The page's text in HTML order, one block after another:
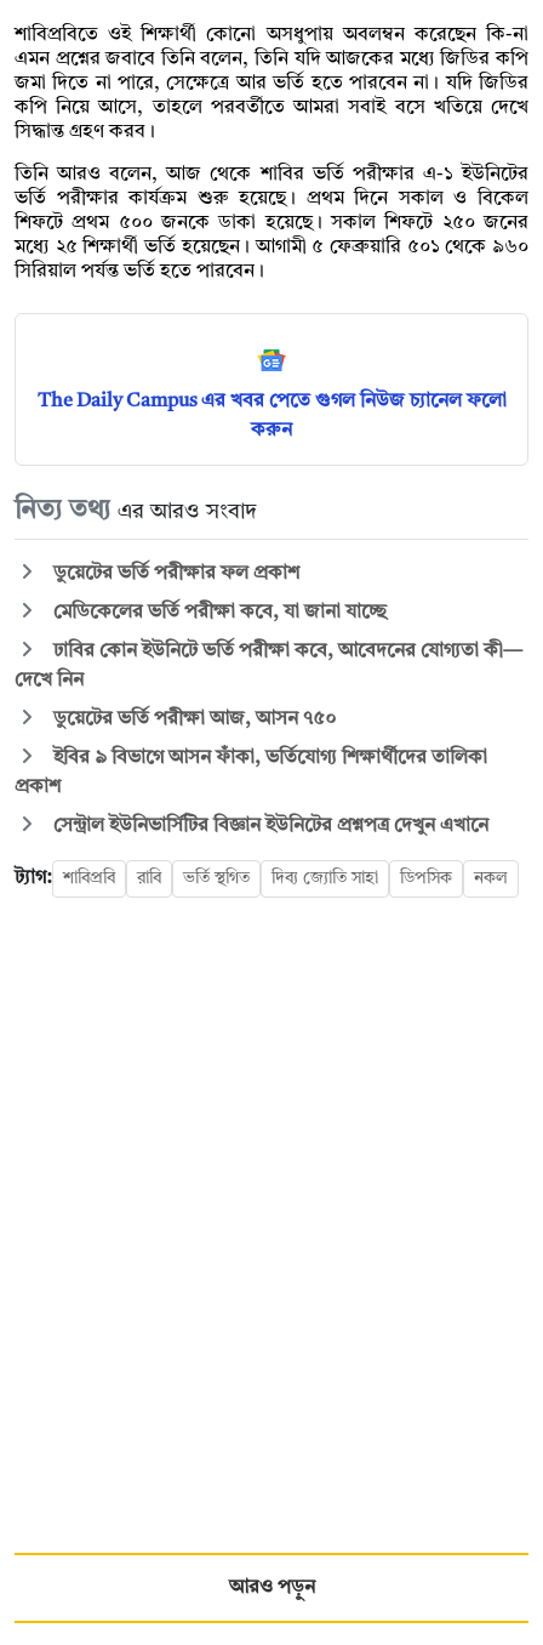
শাবিপ্রবিতে ওই শিক্ষার্থী কোনো অসধুপায় অবলম্বন করেছেন কি-না
এমন প্রশ্নের জবাবে তিনি বলেন, তিনি যদি আজকের মধ্যে জিডির কপি
জমা দিতে না পারে, সেক্ষেত্রে আর ভর্তি হতে পারবেন না। যদি জিডির
কপি নিয়ে আসে, তাহলে পরবর্তীতে আমরা সবাই বসে খতিয়ে দেখে
সিদ্ধান্ত গ্রহণ করব।
তিনি আরও বলেন, আজ থেকে শাবির ভর্তি পরীক্ষার এ-১ ইউনিটের
ভর্তি পরীক্ষার কার্যক্রম শুরু হয়েছে। প্রথম দিনে সকাল ও বিকেল
শিফটে প্রথম ৫০০ জনকে ডাকা হয়েছে। সকাল শিফটে ২৫০ জনের
মধ্যে ২৫ শিক্ষার্থী ভর্তি হয়েছেন। আগামী ৫ ফেব্রুয়ারি ৫০১ থেকে ৯৬০
সিরিয়াল পর্যন্ত ভর্তি হতে পারবেন।
The Daily Campus এর খবর পেতে গুগল নিউজ চ্যানেল ফলো
করুন
নিত্য তথ্য এর আরও সংবাদ
ডুয়েটের ভর্তি পরীক্ষার ফল প্রকাশ
মেডিকেলের ভর্তি পরীক্ষা কবে, যা জানা যাচ্ছে
ঢাবির কোন ইউনিটে ভর্তি পরীক্ষা কবে, আবেদনের যোগ্যতা কী—
দেখে নিন
ডুয়েটের ভর্তি পরীক্ষা আজ, আসন ৭৫০
ইবির ৯ বিভাগে আসন ফাঁকা, ভর্তিযোগ্য শিক্ষার্থীদের তালিকা
প্রকাশ
সেন্ট্রাল ইউনিভার্সিটির বিজ্ঞান ইউনিটের প্রশ্নপত্র দেখুন এখানে
ট্যাগ: শাবিপ্রবি রাবি ভর্তি স্থগিত দিব্য জ্যোতি সাহা ডিপসিক নকল
আরও পড়ুন